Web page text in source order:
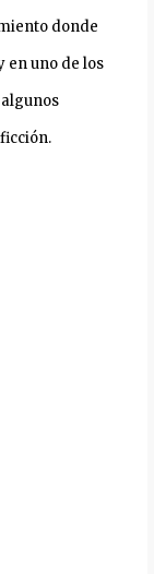
donde
en uno de los